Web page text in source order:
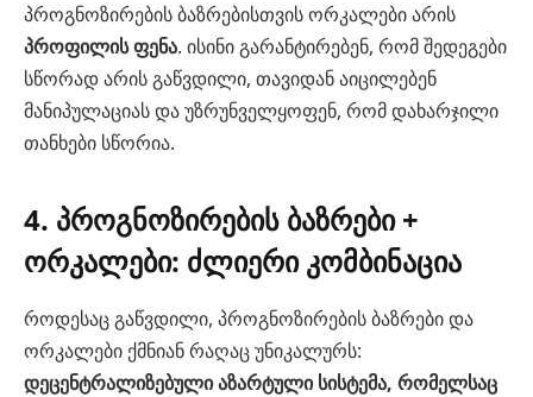
პროგნოზირების ბაზრებისთვის ორკალები არის
პროფილის ფენა. ისინი გარანტირებენ, რომ შედეგები
სწორად არის გაწვდილი, თავიდან აიცილებენ
მანიპულაციას და უზრუნველყოფენ, რომ დახარჯილი
თანხები სწორია.
4. პროგნოზირების ბაზრები +
ორკალები: ძლიერი კომბინაცია
როდესაც გაწვდილი, პროგნოზირების ბაზრები და
ორკალები ქმნიან რაღაც უნიკალურს:
დეცენტრალიზებული აზარტული სისტემა, რომელსაც